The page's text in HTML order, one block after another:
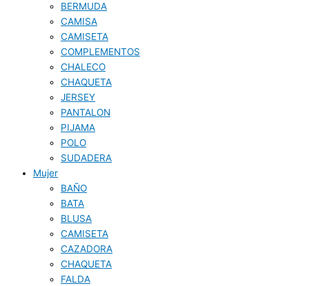
BERMUDA
CAMISA
CAMISETA
COMPLEMENTOS
CHALECO
CHAQUETA
JERSEY
PANTALON
PIJAMA
POLO
SUDADERA
Mujer
BAÑO
BATA
BLUSA
CAMISETA
CAZADORA
CHAQUETA
FALDA